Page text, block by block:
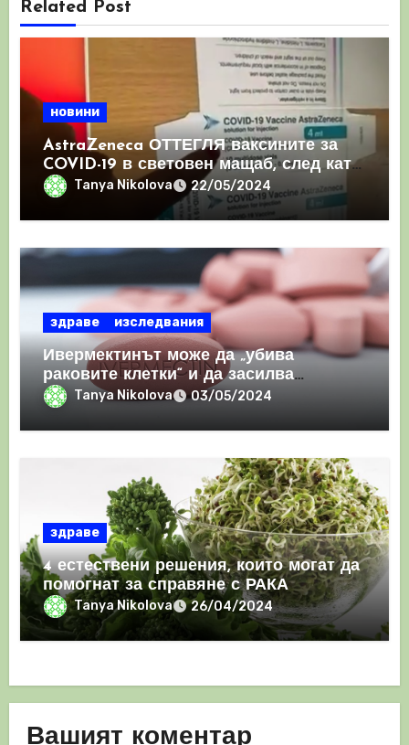
Related Post
новини
AstraZeneca ОТТЕГЛЯ ваксините за
COVID-19 в световен мащаб, след като
призна, че те причиняват КРЪВНИ
съсиреци
Tanya Nikolova 22/05/2024
здраве изследвания
Ивермектинът може да „убива
раковите клетки“ и да засилва
имунния отговор
Tanya Nikolova 03/05/2024
здраве
4 естествени решения, които могат да
помогнат за справяне с РАКА
Tanya Nikolova 26/04/2024
Вашият коментар